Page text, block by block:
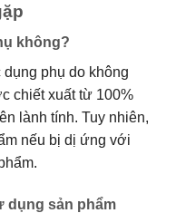
không?
phụ do không
chiết xuất từ 100%
lành tính. Tuy nhiên,
nếu bị dị ứng với
dụng sản phẩm